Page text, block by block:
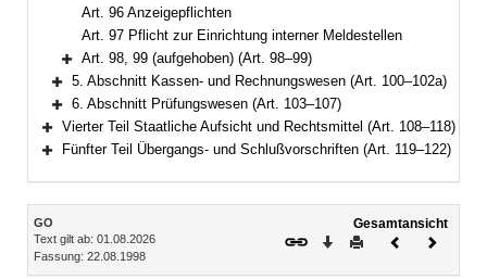
Art. 96 Anzeigepflichten
Art. 97 Pflicht zur Einrichtung interner Meldestellen
Bereich erweitern
Art. 98, 99 (aufgehoben) (Art. 98–99)
Bereich erweitern
5. Abschnitt Kassen- und Rechnungswesen (Art. 100–102a)
Bereich erweitern
6. Abschnitt Prüfungswesen (Art. 103–107)
Bereich erweitern
Vierter Teil Staatliche Aufsicht und Rechtsmittel (Art. 108–118)
Fünfter Teil Übergangs- und Schlußvorschriften (Art. 119–122)
Inhalt
GO
Text gilt ab: 01.08.2026
Fassung: 22.08.1998
Gesamtansicht
Download
DruckenVorheriges